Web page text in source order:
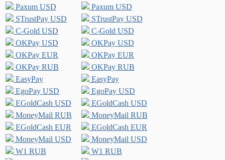
Paxum USD
Paxum USD
STrustPay USD
STrustPay USD
C-Gold USD
C-Gold USD
OKPay USD
OKPay USD
OKPay EUR
OKPay EUR
OKPay RUB
OKPay RUB
EasyPay
EasyPay
EgoPay USD
EgoPay USD
EGoldCash USD
EGoldCash USD
MoneyMail RUB
MoneyMail RUB
EGoldCash EUR
EGoldCash EUR
MoneyMail USD
MoneyMail USD
W1 RUB
W1 RUB